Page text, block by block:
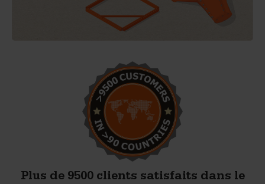
Plus de 9500 clients satisfaits dans le